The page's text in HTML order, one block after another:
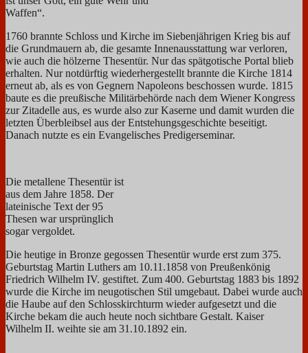
Waffen“.
1760 brannte Schloss und Kirche im Siebenjährigen Krieg bis auf
die Grundmauern ab, die gesamte Innenausstattung war verloren,
wie auch die hölzerne Thesentür. Nur das spätgotische Portal blieb
erhalten. Nur notdürftig wiederhergestellt brannte die Kirche 1814
erneut ab, als es von Gegnern Napoleons beschossen wurde. 1815
baute es die preußische Militärbehörde nach dem Wiener Kongress
zur Zitadelle aus, es wurde also zur Kaserne und damit wurden die
letzten Überbleibsel aus der Entstehungsgeschichte beseitigt.
Danach nutzte es ein Evangelisches Predigerseminar.
Die metallene Thesentür ist
aus dem Jahre 1858. Der
lateinische Text der 95
Thesen war ursprünglich
sogar vergoldet.
Die heutige in Bronze gegossen Thesentür wurde erst zum 375.
Geburtstag Martin Luthers am 10.11.1858 von Preußenkönig
Friedrich Wilhelm IV. gestiftet. Zum 400. Geburtstag 1883 bis 1892
wurde die Kirche im neugotischen Stil umgebaut. Dabei wurde auch
die Haube auf den Schlosskirchturm wieder aufgesetzt und die
Kirche bekam die auch heute noch sichtbare Gestalt. Kaiser
Wilhelm II. weihte sie am 31.10.1892 ein.